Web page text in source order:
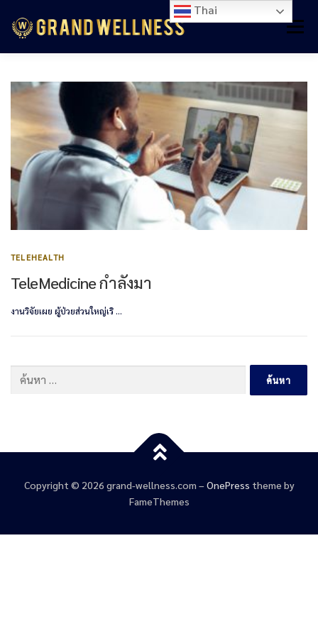
Menu
หน้าหลัก อาหารเสริม เวชสำอาง เวชภัณฑ์การแพทย์
อุปกรณ์การแพทย์ บทความ ติดต่อเรา
TELEHEALTH
TeleMedicine กำลังมา
งานวิจัยเผย ผู้ป่วยส่วนใหญ่เริ …
Copyright © 2026 grand-wellness.com –OnePress theme by
FameThemes
Thai